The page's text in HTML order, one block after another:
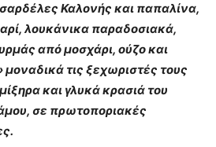
Καλονής και παπαλίνα,
λουκάνικα παραδοσιακά,
από μοσχάρι, ούζο και
τις ξεχωριστές τους
και γλυκά κρασιά του
σε πρωτοποριακές